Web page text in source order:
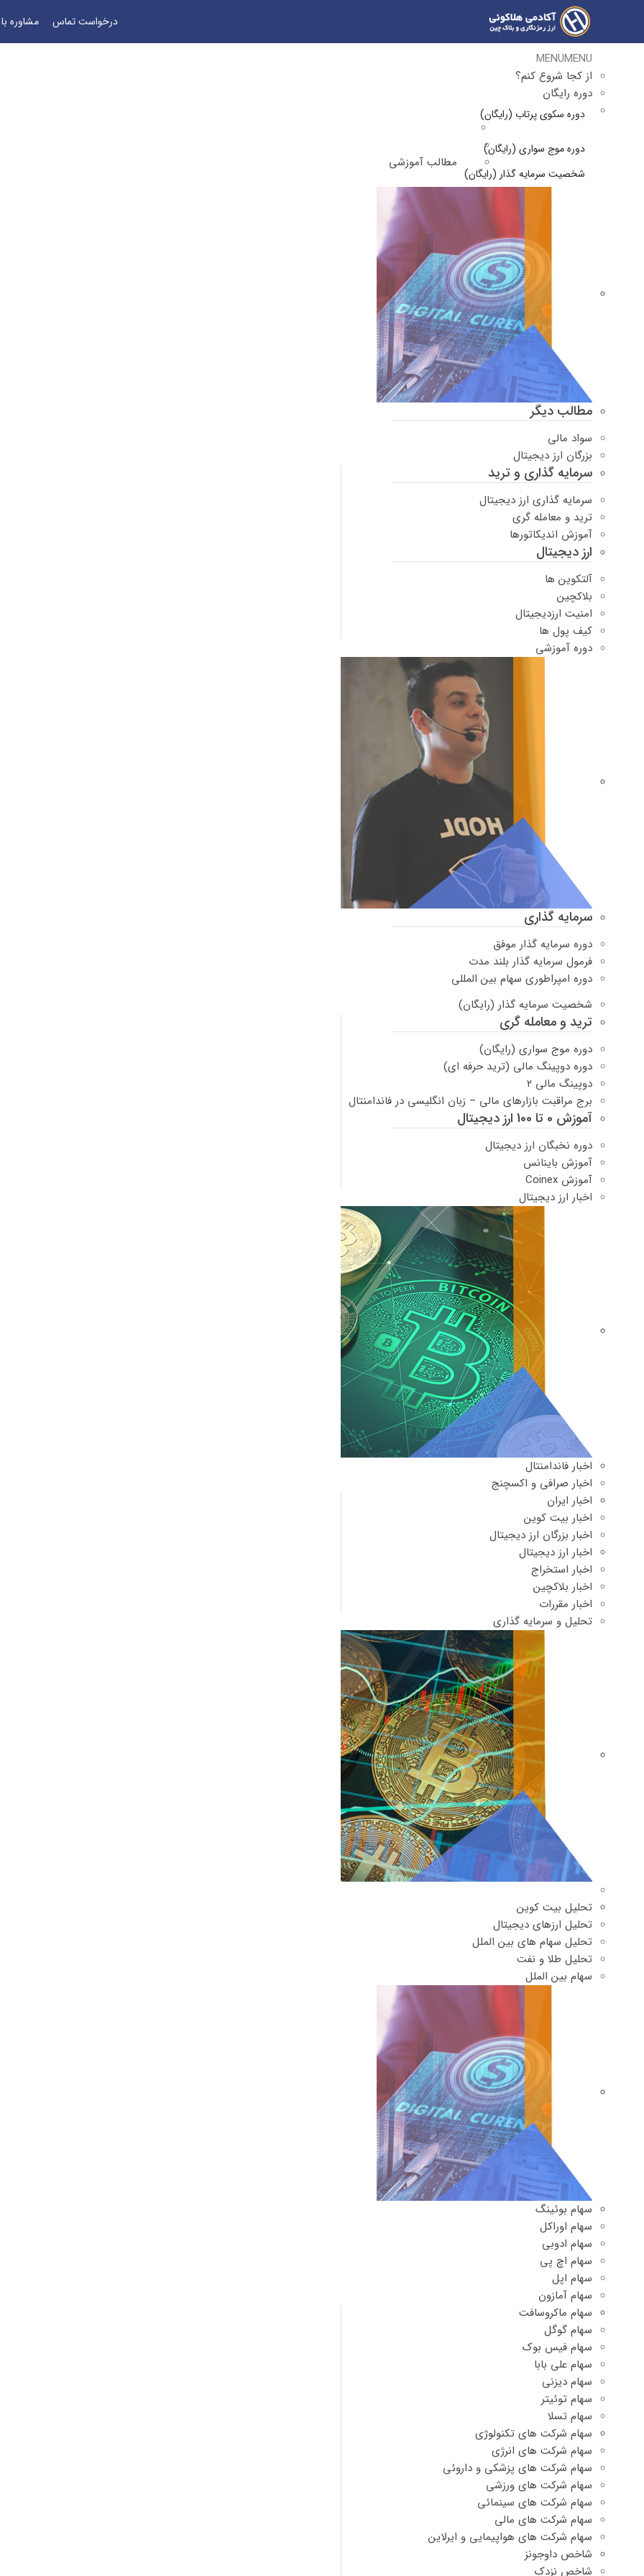
درخواست تماس مشاوره
MENUMENU
از کجا شروع کنم؟
دوره رایگان
دوره سکوی پرتاب (رایگان)
دوره موج سواری (رایگان)
شخصیت سرمایه گذار (رایگان)
مطالب آموزشی
مطالب دیگر
سواد مالی
بزرگان ارز دیجیتال
سرمایه گذاری و ترید
سرمایه گذاری ارز دیجیتال
ترید و معامله گری
آموزش اندیکاتورها
ارز دیجیتال
آلتکوین ها
بلاکچین
امنیت ارزدیجیتال
کیف پول ها
دوره‌ آموزشی
سرمایه گذاری
دوره سرمایه گذار موفق
فرمول سرمایه گذار بلند مدت
دوره امپراطوری سهام بین المللی
شخصیت سرمایه گذار (رایگان)
ترید و معامله گری
دوره موج سواری (رایگان)
دوره دوپینگ مالی (ترید حرفه ای)
دوپینگ مالی ۲
برج مراقبت بازارهای مالی – زبان انگلیسی در فاندامنتال
آموزش 0 تا 100 ارز دیجیتال
دوره نخبگان ارز دیجیتال
آموزش باینانس
آموزش Coinex
اخبار ارز دیجیتال
اخبار فاندامنتال
اخبار صرافی و اکسچنج
اخبار ایران
اخبار بیت کوین
اخبار بزرگان ارز دیجیتال
اخبار ارز دیجیتال
اخبار استخراج
اخبار بلاکچین
اخبار مقررات
تحلیل و سرمایه گذاری
تحلیل بیت کوین
تحلیل ارزهای دیجیتال
تحلیل سهام های بین الملل
تحلیل طلا و نفت
سهام بین الملل
سهام بوئینگ
سهام اوراکل
سهام ادوبی
سهام اچ پی
سهام اپل
سهام آمازون
سهام ماکروسافت
سهام گوگل
سهام فیس بوک
سهام علی بابا
سهام دیزنی
سهام توئیتر
سهام تسلا
سهام شرکت های تکنولوژی
سهام شرکت های انرژی
سهام شرکت های پزشکی و داروئی
سهام شرکت های ورزشی
سهام شرکت های سینمائی
سهام شرکت های مالی
سهام شرکت های هواپیمایی و ایرلاین
شاخص داوجونز
شاخص نزدک